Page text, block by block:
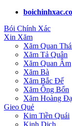
Bói Chính Xác
Xin Xăm
Xăm Quan
Xăm Tả Quân
Xăm Quan Âm
Xăm Bà
Xăm Bắc Đế
Xăm Ông Bổn
Xăm Hoàng
Gieo Quẻ
Kim Tiền Quái
Kinh Dịch